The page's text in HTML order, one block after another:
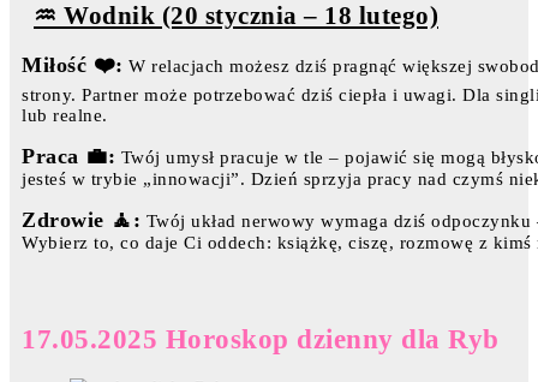
♒ Wodnik (20 stycznia – 18 lutego)
Miłość ❤️: W relacjach możesz dziś pragnąć większej
strony. Partner może potrzebować dziś ciepła i uwagi. Dla
lub realne.
Praca 💼: Twój umysł pracuje w tle – pojawić się mogą
jesteś w trybie „innowacji”. Dzień sprzyja pracy nad czymś
Zdrowie 🧘: Twój układ nerwowy wymaga dziś
Wybierz to, co daje Ci oddech: książkę, ciszę, rozmowę z kimś
17.05.2025 Horoskop dzienny dla Ryb